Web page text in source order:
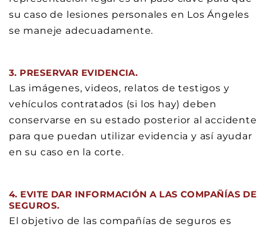
su caso de lesiones personales en Los Ángeles
se maneje adecuadamente.
3. PRESERVAR EVIDENCIA.
Las imágenes, videos, relatos de testigos y
vehículos contratados (si los hay) deben
conservarse en su estado posterior al accidente
para que puedan utilizar evidencia y así ayudar
en su caso en la corte.
4. EVITE DAR INFORMACIÓN A LAS COMPAÑÍAS DE
SEGUROS.
El objetivo de las compañías de seguros es